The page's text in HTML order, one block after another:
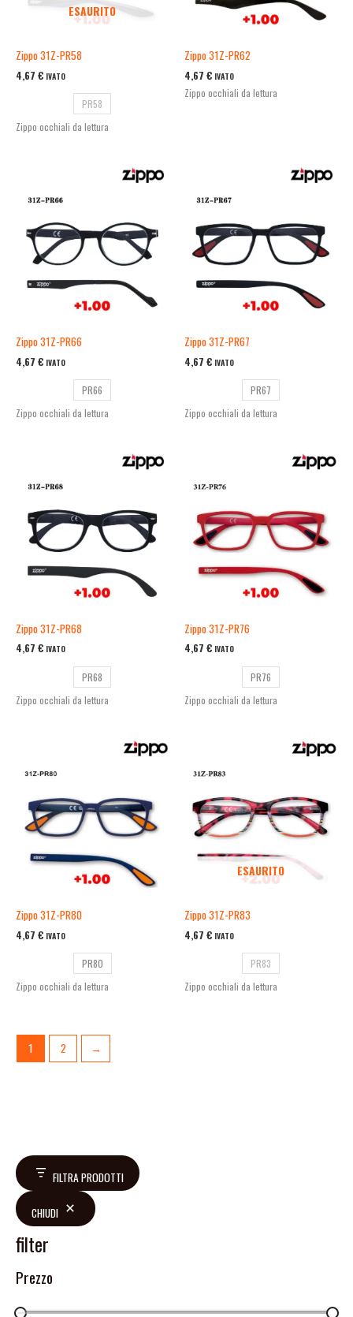
FILTRA PRODOTTI
CHIUDI
filter
Prezzo
ESAURITO
Zippo 31Z-PR58
4,67 € IVATO
PR58
Zippo occhiali da lettura
Zippo 31Z-PR62
4,67 € IVATO
Zippo occhiali da lettura
Zippo 31Z-PR66
4,67 € IVATO
PR66
Zippo occhiali da lettura
Zippo 31Z-PR67
4,67 € IVATO
PR67
Zippo occhiali da lettura
Zippo 31Z-PR68
4,67 € IVATO
PR68
Zippo occhiali da lettura
Zippo 31Z-PR76
4,67 € IVATO
PR76
Zippo occhiali da lettura
Zippo 31Z-PR80
4,67 € IVATO
PR80
Zippo occhiali da lettura
ESAURITO
Zippo 31Z-PR83
4,67 € IVATO
PR83
Zippo occhiali da lettura
1 2 →